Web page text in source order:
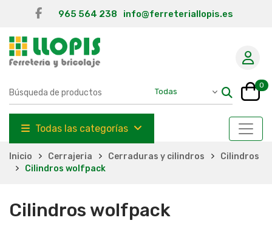
965 564 238 info@ferreteriallopis.es
0
Todas las categorías
Inicio Cerrajeria Cerraduras y cilindros
Cilindros
Cilindros wolfpack
Cilindros wolfpack